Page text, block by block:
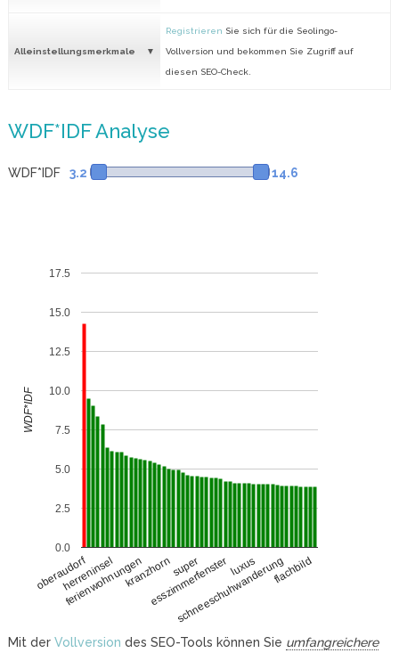
Alleinstellungsmerkmale
Registrieren Sie sich für die Seolingo-
Vollversion und bekommen Sie Zugriff auf
diesen SEO-Check.
WDF*IDF Analyse
WDF*IDF 3.2 14.6
oberaudorfherreninsel
ferienwohnungenkranzhornsuper
esszimmerfensterluxus
schneeschuhwanderungflachbild
0.0
2.5
5.0
7.5
10.0
12.5
15.0
17.5
WDF*IDF
Mit der Vollversion des SEO-Tools können Sie umfangreichere